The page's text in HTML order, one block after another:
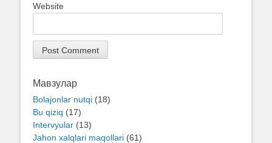
Website
Мавзулар
Bolajonlar nutqi (18)
Bu qiziq (17)
Intervyular (13)
Jahon xalqlari maqollari (61)